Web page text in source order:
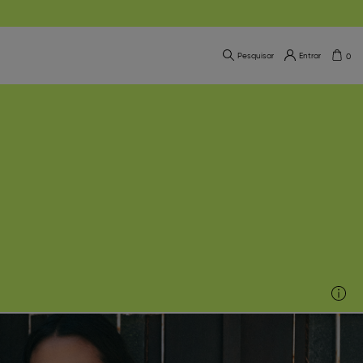
Pesquisar Entrar 0